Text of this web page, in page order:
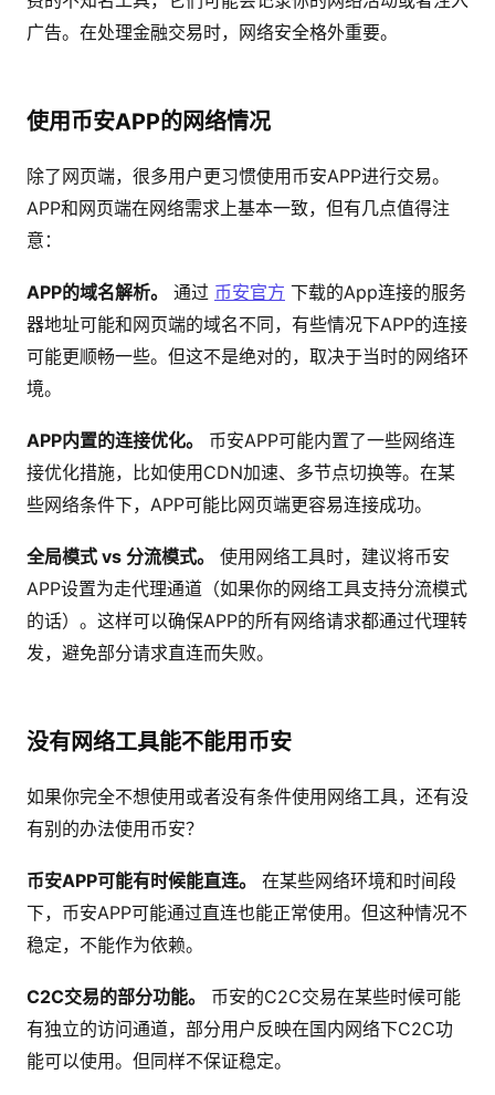
广告。在处理金融交易时，网络安全格外重要。
使用币安APP的网络情况
除了网页端，很多用户更习惯使用币安APP进行交易。
APP和网页端在网络需求上基本一致，但有几点值得注
意：
APP的域名解析。 通过 币安官方 下载的App连接的服务
器地址可能和网页端的域名不同，有些情况下APP的连接
可能更顺畅一些。但这不是绝对的，取决于当时的网络环
境。
APP内置的连接优化。
币安APP可能内置了一些网络连
接优化措施，比如使用CDN加速、多节点切换等。在某
些网络条件下，APP可能比网页端更容易连接成功。
全局模式 vs 分流模式。
使用网络工具时，建议将币安
APP设置为走代理通道（如果你的网络工具支持分流模式
的话）。这样可以确保APP的所有网络请求都通过代理转
发，避免部分请求直连而失败。
没有网络工具能不能用币安
如果你完全不想使用或者没有条件使用网络工具，还有没
有别的办法使用币安？
币安APP可能有时候能直连。
在某些网络环境和时间段
下，币安APP可能通过直连也能正常使用。但这种情况不
稳定，不能作为依赖。
C2C交易的部分功能。
币安的C2C交易在某些时候可能
有独立的访问通道，部分用户反映在国内网络下C2C功
能可以使用。但同样不保证稳定。